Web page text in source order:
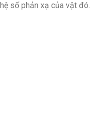
số phản xạ của vật đó.